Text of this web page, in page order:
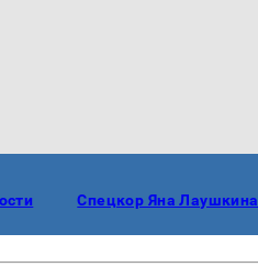
Спецкор Яна Лаушкина